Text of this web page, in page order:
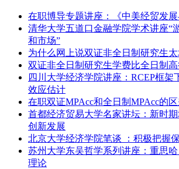
在职博导专题讲座：《中美经贸发展
清华大学五道口金融学院学术讲座“
和市场”
为什么网上说双证非全日制研究生太
双证非全日制研究生学费比全日制高
四川大学经济学院讲座：RCEP框架
效应估计
在职双证MPAcc和全日制MPAcc的
首都经济贸易大学名家讲坛：新时
创新发展
北京大学经济学院笔谈 ：积极把握
苏州大学东吴哲学系列讲座：重思
理论